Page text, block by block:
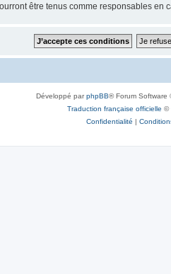
être tenus comme responsables
Développé parphpBB® Forum Software
Traduction française officielle ©
Confidentialité |